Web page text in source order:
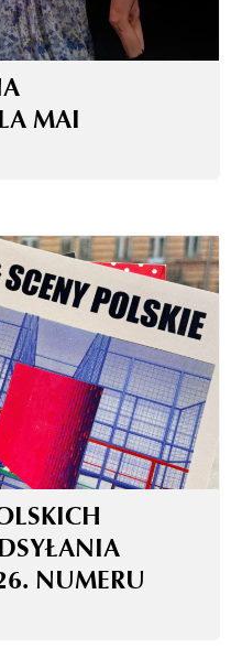
MAI
NUMERU